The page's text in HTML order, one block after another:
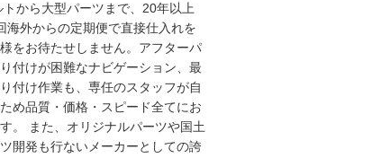
から大型パーツまで、20年以上
海外からの定期便で直接仕入れを
をお待たせしません。アフターパ
付けが困難なナビゲーション、最
付け作業も、専任のスタッフが自
め品質・価格・スピード全てにお
。 また、オリジナルパーツや国土
開発も行ないメーカーとしての誇